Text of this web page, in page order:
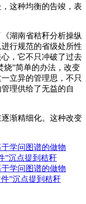
这种均衡的告竣，表
湖南省秸秆分析操纵
行规范的省级处所性
，它不只冲破了过去
烧”简单的办法，改变
立异的管理思，不只
理供给了无益的自
渐精细化。这种改变
学问图谱的做物
”沉点提到秸秆
学问图谱的做物
”沉点提到秸秆